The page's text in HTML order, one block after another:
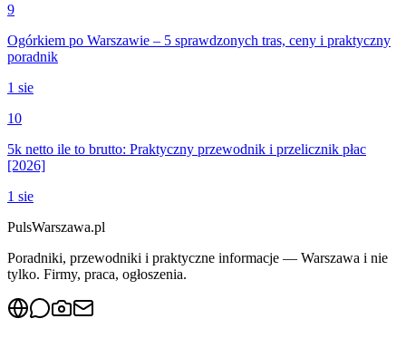
9
Ogórkiem po Warszawie – 5 sprawdzonych tras, ceny i praktyczny
poradnik
1 sie
10
5k netto ile to brutto: Praktyczny przewodnik i przelicznik płac
[2026]
1 sie
PulsWarszawa.pl
Poradniki, przewodniki i praktyczne informacje — Warszawa i nie
tylko. Firmy, praca, ogłoszenia.